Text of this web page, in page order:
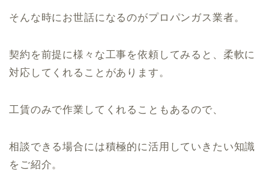
そんな時にお世話になるのがプロパンガス業者。
契約を前提に様々な工事を依頼してみると、柔軟に
対応してくれることがあります。
工賃のみで作業してくれることもあるので、
相談できる場合には積極的に活用していきたい知識
をご紹介。